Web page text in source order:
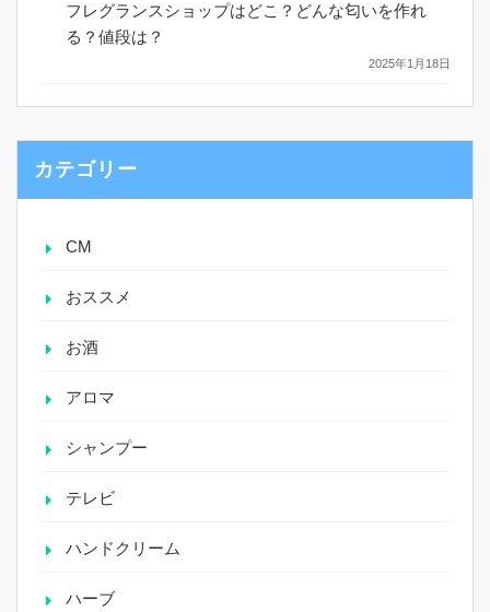
フレグランスショップはどこ？どんな匂いを作れ
る？値段は？
2025年1月18日
カテゴリー
CM
おススメ
お酒
アロマ
シャンプー
テレビ
ハンドクリーム
ハーブ